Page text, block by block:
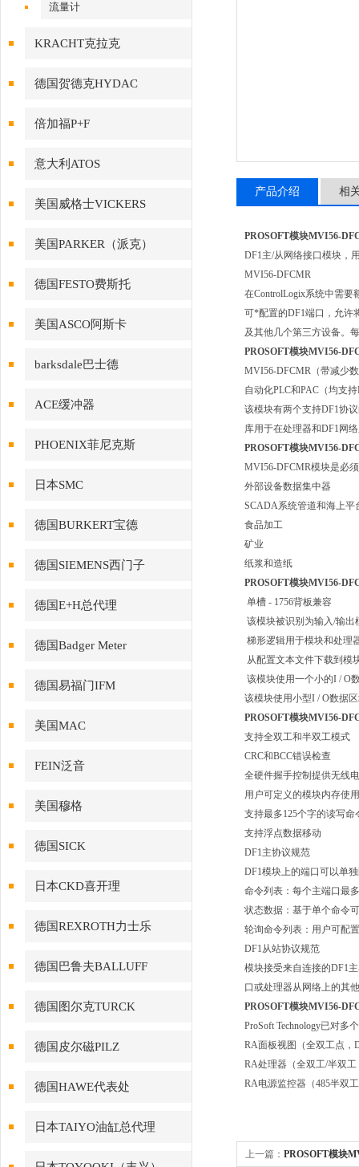
流量计
KRACHT克拉克
德国贺德克HYDAC
倍加福P+F
意大利ATOS
美国威格士VICKERS
美国PARKER（派克）
德国FESTO费斯托
美国ASCO阿斯卡
barksdale巴士德
ACE缓冲器
PHOENIX菲尼克斯
日本SMC
德国BURKERT宝德
德国SIEMENS西门子
德国E+H总代理
德国Badger Meter
德国易福门IFM
美国MAC
FEIN泛音
美国穆格
德国SICK
日本CKD喜开理
德国REXROTH力士乐
德国巴鲁夫BALLUFF
德国图尔克TURCK
德国皮尔磁PILZ
德国HAWE代表处
日本TAIYO油缸总代理
产品介绍 相
PROSOFT模块MVI56-
DF1主/从网络接口模块，
MVI56-DFCMR
在ControlLogix系统中需
可*配置的DF1端口，允许
及其他几个第三方设备。
PROSOFT模块MVI56-
MVI56-DFCMR（带减少
自动化PLC和PAC（均支
该模块有两个支持DF1协
库用于在处理器和DF1网
PROSOFT模块MVI56-
MVI56-DFCMR模块是必
外部设备数据集中器
SCADA系统管道和海上平
食品加工
矿业
纸浆和造纸
PROSOFT模块MVI56-
单槽 - 1756背板兼容
该模块被识别为输入/输
梯形逻辑用于模块和处理
从配置文本文件下载到模
该模块使用一个小的I / O
该模块使用小型I / O数据
PROSOFT模块MVI56-
支持全双工和半双工模式
CRC和BCC错误检查
全硬件握手控制提供无线
用户可定义的模块内存使
支持最多125个字的读写命
支持浮点数据移动
DF1主协议规范
DF1模块上的端口可以单
命令列表：每个主端口最
状态数据：基于单个命令
轮询命令列表：用户可配
DF1从站协议规范
模块接受来自连接的DF1
口或处理器从网络上的其
PROSOFT模块MVI56-
ProSoft Technology已对
RA面板视图（全双工点，
RA处理器（全双工/半双
RA电源监控器（485半双
上一篇： PROSOFT模块